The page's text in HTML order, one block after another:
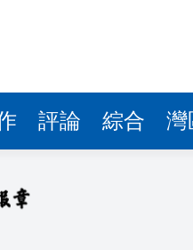
評論 綜合 灣